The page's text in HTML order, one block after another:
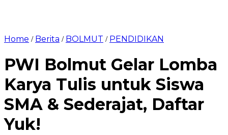
Home / Berita / BOLMUT / PENDIDIKAN
PWI Bolmut Gelar Lomba
Karya Tulis untuk Siswa
SMA & Sederajat, Daftar
Yuk!